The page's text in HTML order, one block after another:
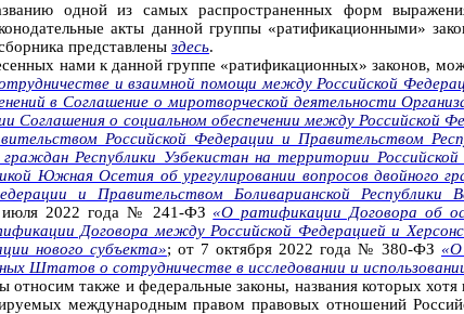
одной из самых распространенных форм
акты данной группы «ратификационными»
представленыздесь.
нами к данной группе «ратификационных» законов,
и взаимной помощи между Российской
в Соглашение о миротворческой деятельности
Соглашения о социальном обеспечении между Российской
Российской Федерации и Правительством
Республики Узбекистан на территории
Южная Осетия об урегулировании вопросов двойного
и Правительством Боливарианской Республики
2022 года № 241-ФЗ«О ратификации Договора об
Договора между Российской Федерацией и
нового субъекта»; от 7 октября 2022 года № 380-ФЗ «О
Штатов о сотрудничестве в исследовании и
также и федеральные законы, названия которых
международным правом правовых отношений